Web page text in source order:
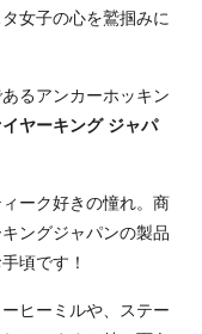
女子の心を鷲掴みに
るアンカーホッキン
ヤーキング ジャパ
ーク好きの憧れ。商
ングジャパンの製品
頃です！
ヒーミルや、ステー